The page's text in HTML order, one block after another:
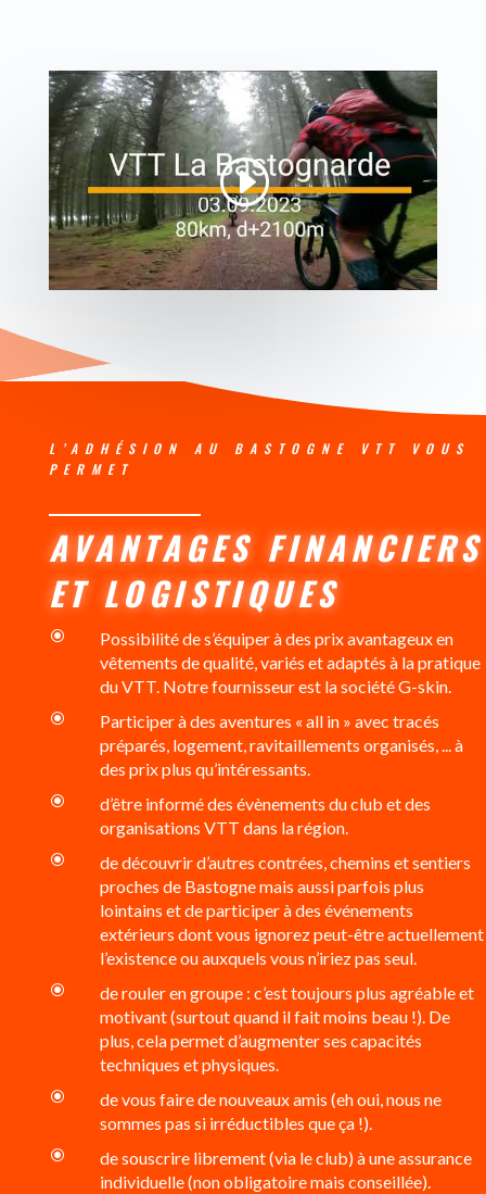
L’ADHÉSION AU BASTOGNE VTT VOUS
PERMET
AVANTAGES FINANCIERS
ET LOGISTIQUES
\
Possibilité de s’équiper à des prix avantageux en
vêtements de qualité, variés et adaptés à la pratique
du VTT. Notre fournisseur est la société G-skin.
\
Participer à des aventures « all in » avec tracés
préparés, logement, ravitaillements organisés, ... à
des prix plus qu’intéressants.
\
d’être informé des évènements du club et des
organisations VTT dans la région.
\
de découvrir d’autres contrées, chemins et sentiers
proches de Bastogne mais aussi parfois plus
lointains et de participer à des événements
extérieurs dont vous ignorez peut-être actuellement
l’existence ou auxquels vous n’iriez pas seul.
\
de rouler en groupe : c’est toujours plus agréable et
motivant (surtout quand il fait moins beau !). De
plus, cela permet d’augmenter ses capacités
techniques et physiques.
\
de vous faire de nouveaux amis (eh oui, nous ne
sommes pas si irréductibles que ça !).
\
de souscrire librement (via le club) à une assurance
individuelle (non obligatoire mais conseillée).